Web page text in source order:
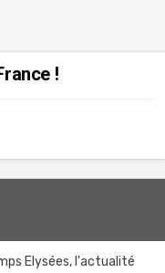
!
Elysées, l'actualité